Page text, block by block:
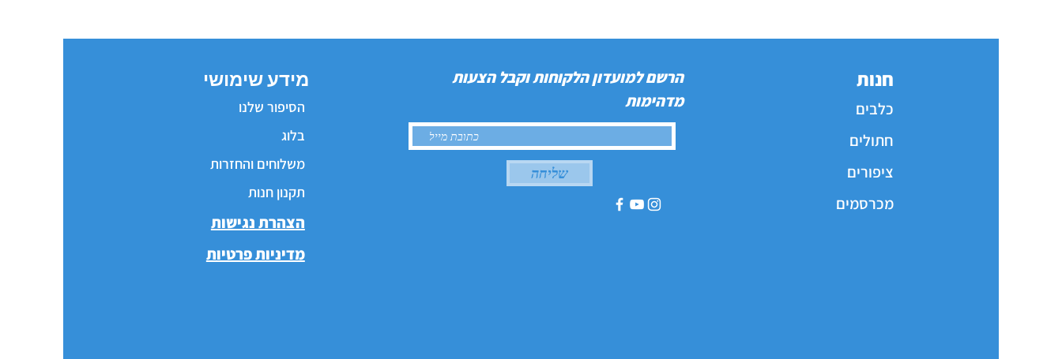
מידע שימושי
הסיפור שלנו
בלוג
משלוחים והחזרות
תקנון חנות
הצהרת נגישות
מדיניות פרטיות
הרשם למועדון הלקוחות וקבל הצעות
מדהימות
שליחה
חנות
כלבים
חתולים
ציפורים
מכרסמים